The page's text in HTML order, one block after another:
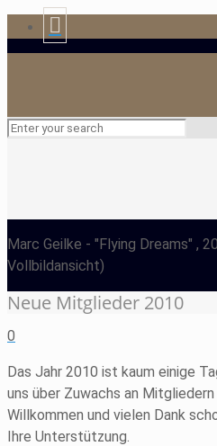
Marc Geilke - "Flying Dreams" ,
Vollbildansicht)
Neue Mitglieder 2010
0
Das Jahr 2010 ist kaum einige
uns über Zuwachs an
Willkommen und vielen Dank
Ihre Unterstützung.